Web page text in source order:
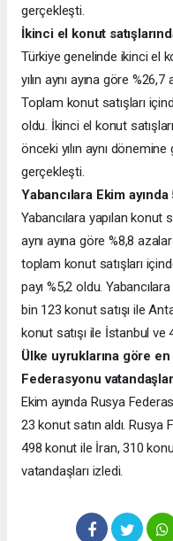
gerçekleşti.
İkinci el konut
Türkiye genelinde ikinci el
yılın aynı ayına göre
Toplam konut satışları
oldu. İkinci el konut
önceki yılın aynı
gerçekleşti.
Yabancılara Ekim
Yabancılara yapılan konut
aynı ayına göre %8,8
toplam konut satışları
payı %5,2 oldu.
bin 123 konut satışı ile
konut satışı ile İstanbul ve
Ülke uyruklarına göre
Federasyonu
Ekim ayında Rusya
23 konut satın aldı. Rusya
498 konut ile İran, 310
vatandaşları izledi.